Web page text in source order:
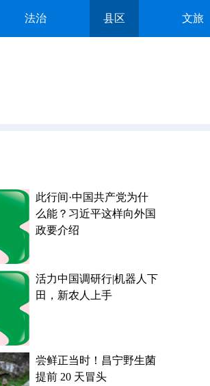
法治 县区 文旅
此行间·中国共产党为什
么能？习近平这样向外国
政要介绍
活力中国调研行|机器人下
田，新农人上手
尝鲜正当时！昌宁野生菌
提前 20 天冒头